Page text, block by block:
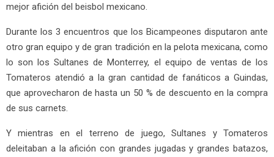
mejor afición del beisbol mexicano.
Durante los 3 encuentros que los Bicampeones disputaron ante
otro gran equipo y de gran tradición en la pelota mexicana, como
lo son los Sultanes de Monterrey, el equipo de ventas de los
Tomateros atendió a la gran cantidad de fanáticos a Guindas,
que aprovecharon de hasta un 50 % de descuento en la compra
de sus carnets.
Y mientras en el terreno de juego, Sultanes y Tomateros
deleitaban a la afición con grandes jugadas y grandes batazos,